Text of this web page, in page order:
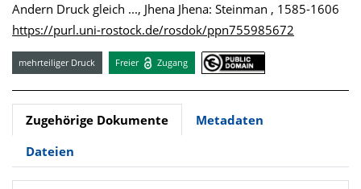
Andern Druck gleich ..., Jhena Jhena: Steinman , 1585-1606
https://purl.uni-rostock.de/rosdok/ppn755985672
mehrteiliger Druck Freier Zugang
Zugehörige Dokumente
Metadaten
Dateien